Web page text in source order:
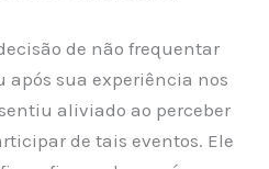
de não frequentar
após sua experiência nos
aliviado ao perceber
de tais eventos. Ele